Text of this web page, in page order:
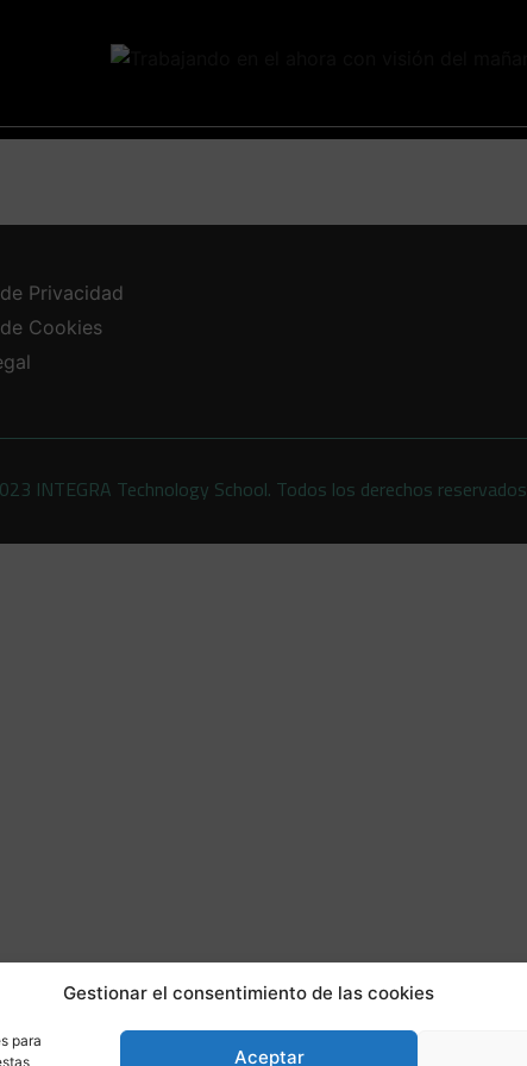
Gestionar el consentimiento de las cookies
para
Aceptar
Privacidad
Cookies
INTEGRA Technology School. Todos los derechos reservados